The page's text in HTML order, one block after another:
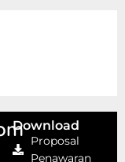
Download
Proposal
Penawaran